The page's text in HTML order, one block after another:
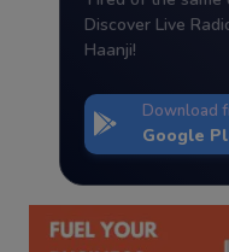
Discover Live
Haanji!
Download
Google